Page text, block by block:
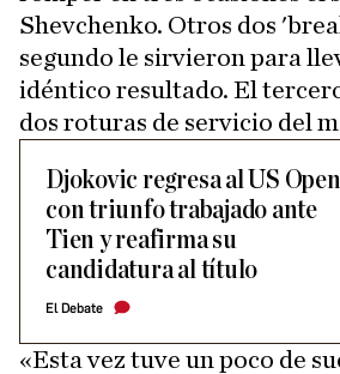
Shevchenko. Otros dos
segundo le sirvieron para
idéntico resultado. El
dos roturas de servicio del
Djokovic regresa al US Open
con triunfo trabajado ante
Tien y reafirma su
candidatura al título
El Debate
«Esta vez tuve un poco de